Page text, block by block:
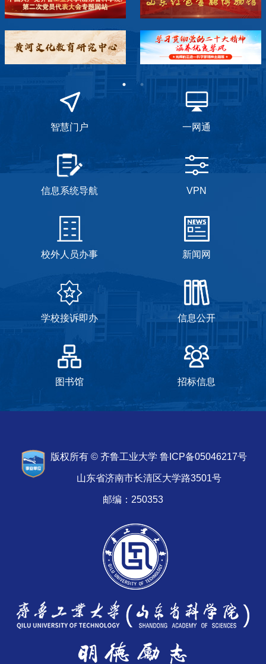
智慧门户 一网通
信息系统导航 VPN
校外人员办事 新闻网
学校接诉即办 信息公开
图书馆 招标信息
版权所有 © 齐鲁工业大学 鲁ICP备05046217号
山东省济南市长清区大学路3501号
邮编：250353